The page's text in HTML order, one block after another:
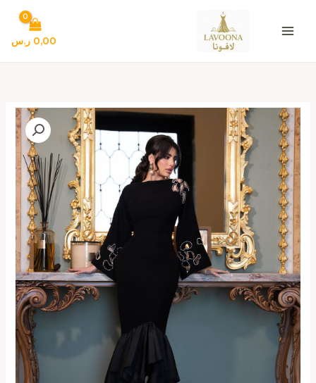
المحتوى
0,00 ر.س
كمية
أجمل
فساتين
سهرة
فخمة